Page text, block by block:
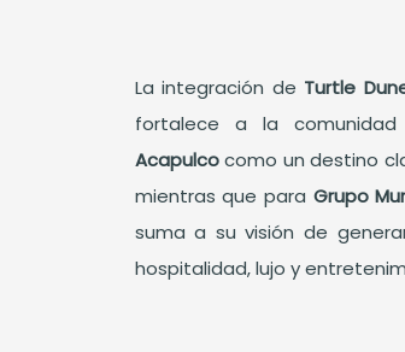
La integración de Turtle
fortalece a la
Acapulcocomo un destino
mientras que para Grupo
suma a su visión de
hospitalidad, lujo y